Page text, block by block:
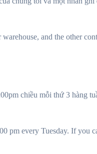
and the other
chiều mỗi thứ 3 hàng
pm every Tuesday. If you